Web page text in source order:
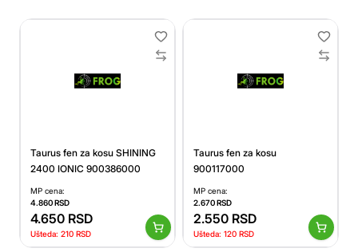
Taurus fen za kosu SHINING
2400 IONIC 900386000
MP cena:
4.860RSD
4.650 RSD
Ušteda: 210 RSD
Taurus fen za kosu
900117000
MP cena:
2.670RSD
2.550 RSD
Ušteda: 120 RSD